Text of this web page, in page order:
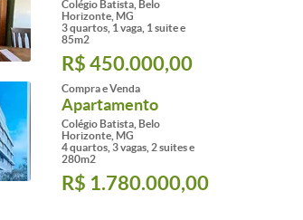
Colégio Batista, Belo
Horizonte, MG
3 quartos, 1 vaga, 1 suite e
85m2
R$ 450.000,00
Compra e Venda
Apartamento
Colégio Batista, Belo
Horizonte, MG
4 quartos, 3 vagas, 2 suites e
280m2
R$ 1.780.000,00